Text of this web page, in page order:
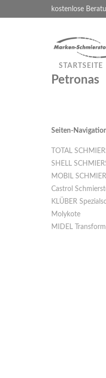
kostenlose
STARTSEITE
Petronas
Seiten-
TOTAL
SHELL
MOBIL
Castrol
KLÜBER
Molykote
MIDEL